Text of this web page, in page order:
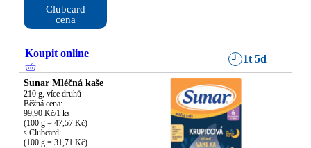
Clubcard
cena
Koupit online 1t 5d
Sunar Mléčná kaše
210 g, více druhů
Běžná cena:
99,90 Kč/1 ks
(100 g = 47,57 Kč)
s Clubcard:
(100 g = 31,71 Kč)